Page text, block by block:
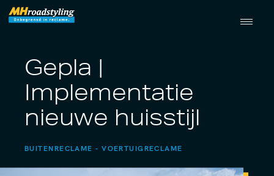
Gepla |
Implementatie
nieuwe huisstijl
BUITENRECLAME VOERTUIGRECLAME